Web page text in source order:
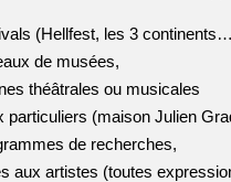
(Hellfest, les 3
de musées,
théâtrales ou musicales
particuliers (maison Julien
de recherches,
aux artistes (toutes